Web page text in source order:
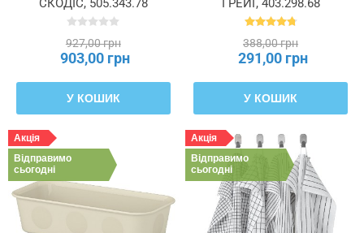
СКОДІС, 505.343.78
927,00 грн
903,00 грн
У КОШИК
ГРЕЙГ, 403.298.68
388,00 грн
291,00 грн
У КОШИК
Акція
Відправимо
сьогодні
Акція
Відправимо
сьогодні